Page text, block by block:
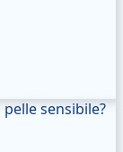
sensibile?